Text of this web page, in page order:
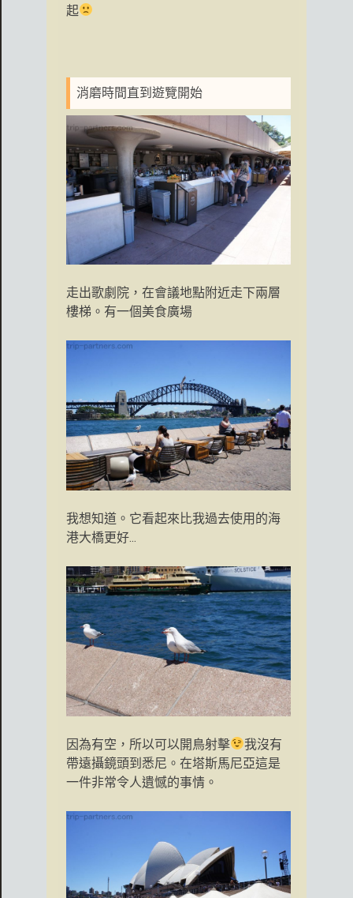
起
消磨時間直到遊覽開始
走出歌劇院，在會議地點附近走下兩層
樓梯。有一個美食廣場
我想知道。它看起來比我過去使用的海
港大橋更好...
因為有空，所以可以開鳥射擊
我沒有
帶遠攝鏡頭到悉尼。在塔斯馬尼亞這是
一件非常令人遺憾的事情。